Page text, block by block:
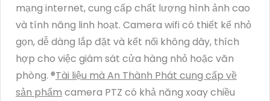
mạng internet, cung cấp chất lượng hình ảnh cao
và tính năng linh hoạt. Camera wifi có thiết kế nhỏ
gọn, dễ dàng lắp đặt và kết nối không dây, thích
hợp cho việc giám sát cửa hàng nhỏ hoặc văn
phòng. ®️Tài liệu mà An Thành Phát cung cấp về
sản phẩm camera PTZ có khả năng xoay chiều